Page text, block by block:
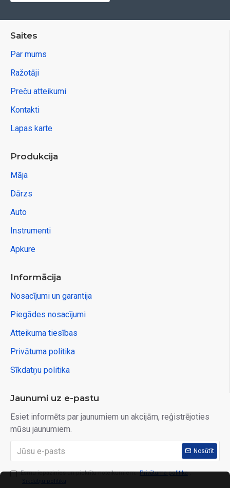
Saites
Par mums
Ražotāji
Preču atteikumi
Kontakti
Lapas karte
Produkcija
Māja
Dārzs
Auto
Instrumenti
Apkure
Informācija
Nosacījumi un garantija
Piegādes nosacījumi
Atteikuma tiesības
Privātuma politika
Sīkdatņu politika
Jaunumi uz e-pastu
Esiet informēts par jaunumiem un akcijām, reģistrējoties
mūsu jaunumiem.
Nosūtīt
Esmu iepazinies un piekrītu noteikumiem: Privātuma politika ,
Sīkdatņu politika